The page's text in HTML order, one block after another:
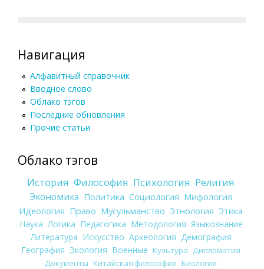
Навигация
Алфавитный справочник
Вводное слово
Облако тэгов
Последние обновления
Прочие статьи
Облако тэгов
История Философия Психология Религия
Экономика Политика Социология Мифология
Идеология Право Мусульманство Этнология Этика
Наука Логика Педагогика Методология Языкознание
Литература Искусство Археология Демография
География Экология Военные Культура
Дипломатия
Документы Китайская философия Биология